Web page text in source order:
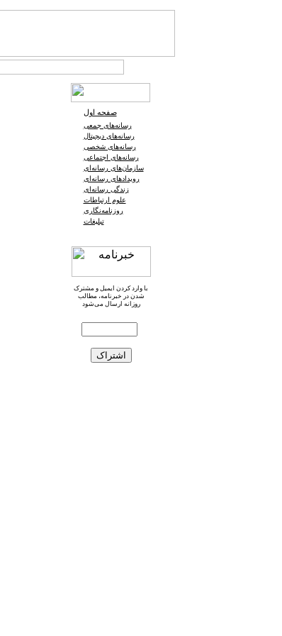
صفحه اول
رسانه‌های جمعی
رسانه‌های دیجیتال
رسانه‌های شخصی
رسانه‌های اجتماعی
سازمان‌های رسانه‌ای
رویدادهای رسانه‌ای
زندگی رسانه‌ای
علوم ارتباطات
روزنامه‌نگاری
تبلیغات
با وارد کردن ایمیل و مشترک
شدن در خبرنامه، مطالب
روزانه ارسال می‌شود